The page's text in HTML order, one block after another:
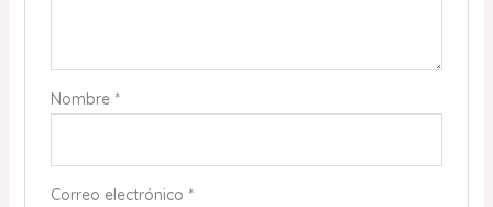
Nombre *
Correo electrónico *